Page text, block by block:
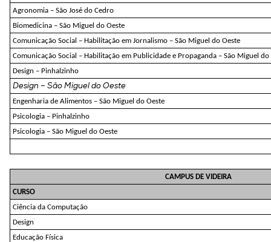
Agronomia – São José do Cedro
Biomedicina – São Miguel do Oeste
Comunicação Social – Habilitação em Jornalismo – São Miguel do Oeste
Comunicação Social – Habilitação em Publicidade e Propaganda – São Miguel do
Design – Pinhalzinho
Design –São Miguel do Oeste
Engenharia de Alimentos – São Miguel do Oeste
Psicologia – Pinhalzinho
Psicologia – São Miguel do Oeste
CAMPUS DE VIDEIRA
CURSO
Ciência da Computação
Design
Educação Física